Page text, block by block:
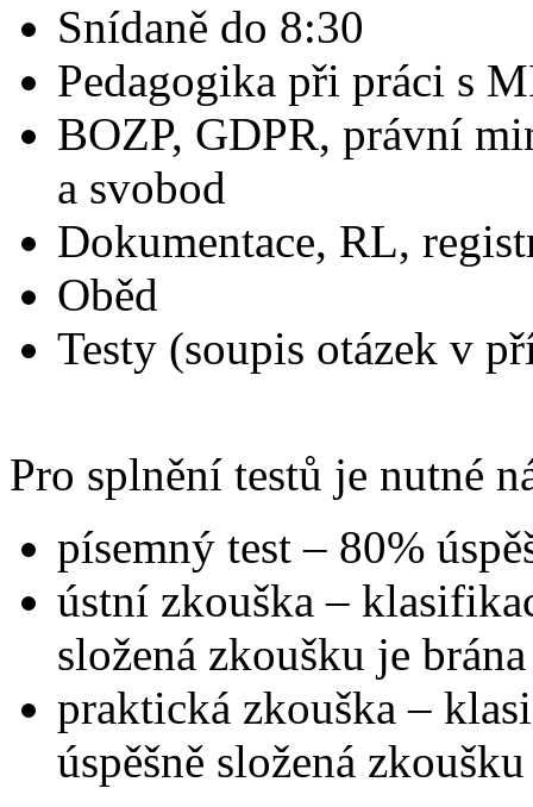
Snídaně do 8:30
Pedagogika při práci s
BOZP, GDPR, právní
a svobod
Dokumentace, RL,
Oběd
Testy (soupis otázek v
Pro splnění testů je nutné
písemný test – 80%
ústní zkouška –
složená zkoušku je
praktická zkouška –
úspěšně složená